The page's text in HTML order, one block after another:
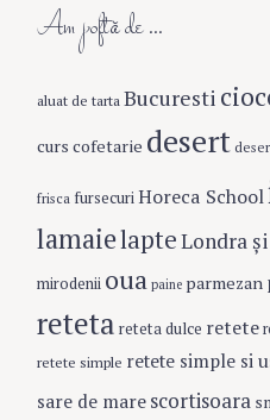
Am poftă de …
aluat de tartaBucuresti
curs cofetarie desert
frisca fursecuriHoreca School
lamaielapteLondra
mirodenii oua paine parmezan
reteta reteta dulce retete
retete simple retete simple si
sare de mare scortisoara